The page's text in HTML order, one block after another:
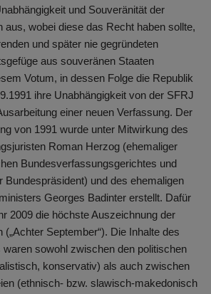
und Souveränität der
aus, wobei diese das Recht haben sollte,
und später nie gegründeten
aus souveränen Staaten
Votum, in dessen Folge die Republik
ihre Unabhängigkeit von der SFRJ
einer neuen Verfassung. Der
von 1991 wurde unter Mitwirkung des
Roman Herzog (ehemaliger
Bundesverfassungsgerichtes und
Bundespräsident) und des ehemaligen
Georges Badinter erstellt. Dafür
2009 die höchste Auszeichnung der
(„Achter September“). Die Inhalte des
sowohl zwischen den politischen
konservativ) als auch zwischen
(ethnisch- bzw. slawisch-makedonisch